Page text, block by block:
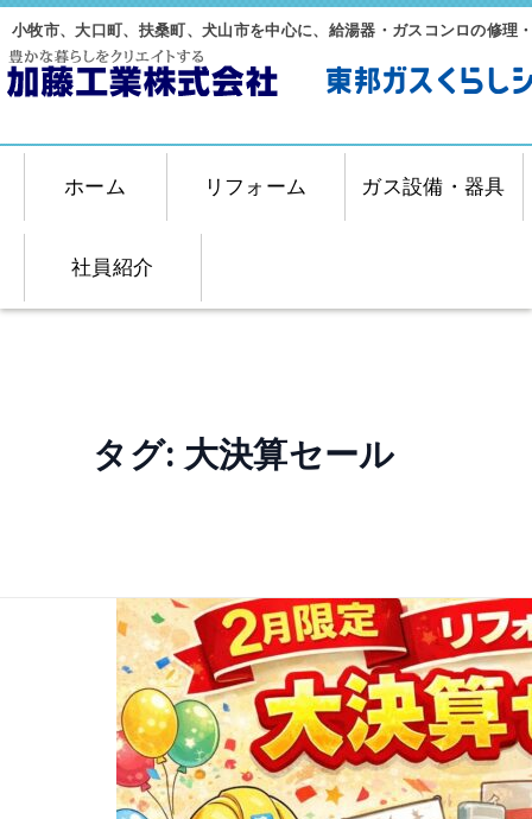
小牧市、大口町、扶桑町、犬山市を中心に、給湯器・ガスコンロの修
ホーム リフォーム ガス設備・器具
社員紹介
タグ: 大決算セール